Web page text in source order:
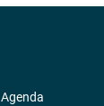
Agenda